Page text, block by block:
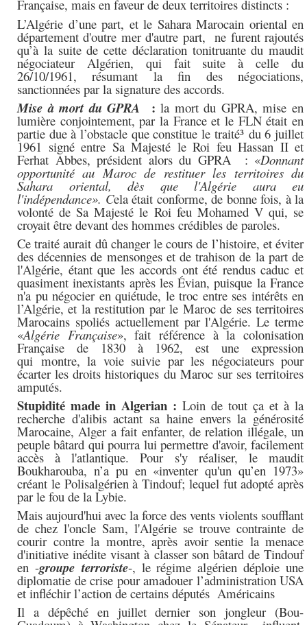
Française, mais en faveur de deux territoires distincts :
L’Algérie d’une part, et le Sahara Marocain oriental en
département d'outre mer d'autre part, ne furent rajoutés
qu’à la suite de cette déclaration tonitruante du maudit
négociateur Algérien, qui fait suite à celle du
26/10/1961, résumant la fin des négociations,
sanctionnées par la signature des accords.
Mise à mort du GPRA :la mort du GPRA, mise en
lumière conjointement, par la France et le FLN était en
partie due à l’obstacle que constitue le traité³ du 6 juillet
1961 signé entre Sa Majesté le Roi feu Hassan II et
Ferhat Abbes, président alors du GPRA : «Donnant
opportunité au Maroc de restituer les territoires du
Sahara oriental, dès que l'Algérie aura eu
l'indépendance». Cela était conforme, de bonne fois, à la
volonté de Sa Majesté le Roi feu Mohamed V qui, se
croyait être devant des hommes crédibles de paroles.
Ce traité aurait dû changer le cours de l’histoire, et éviter
des décennies de mensonges et de trahison de la part de
l'Algérie, étant que les accords ont été rendus caduc et
quasiment inexistants après les Évian, puisque la France
n'a pu négocier en quiétude, le troc entre ses intérêts en
l’Algérie, et la restitution par le Maroc de ses territoires
Marocains spoliés actuellement par l'Algérie.Le terme
«Algérie Française», fait référence à la colonisation
Française de 1830 à 1962, est une expression
qui montre, la voie suivie par les négociateurs pour
écarter les droits historiques du Maroc sur ses territoires
amputés.
Stupidité made in Algerian : Loin de tout ça et à la
recherche d'alibis actant sa haine envers la générosité
Marocaine, Alger a fait enfanter, de relation illégale, un
peuple bâtard qui pourra lui permettre d'avoir, facilement
accès à l'atlantique. Pour s'y réaliser, le maudit
Boukharouba, n’a pu en «inventer qu'un qu’en 1973»
créant le Polisalgérien à Tindouf; lequel fut adopté après
par le fou de la Lybie.
Mais aujourd'hui avec la force des vents violents soufflant
de chez l'oncle Sam, l'Algérie se trouve contrainte de
courir contre la montre, après avoir sentie la menace
d'initiative inédite visant à classer son bâtard de Tindouf
en -groupeterroriste-, le régime algérien déploie une
diplomatie de crise pour amadouer l’administration USA
et infléchir l’action de certains députés Américains
Il a dépêché en juillet dernier son jongleur (Bou-